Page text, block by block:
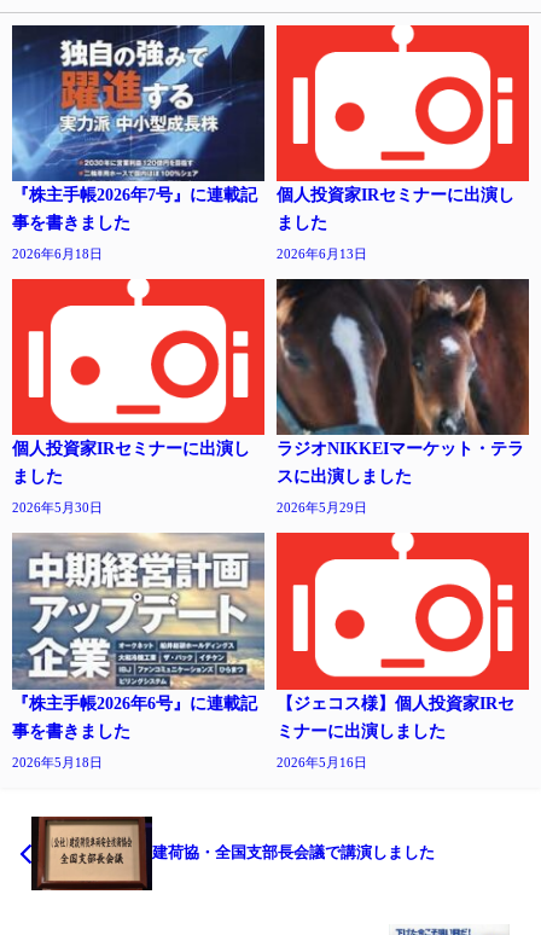
『株主手帳2026年7号』に連載記
事を書きました
2026年6月18日
個人投資家IRセミナーに出演し
ました
2026年6月13日
個人投資家IRセミナーに出演し
ました
2026年5月30日
ラジオNIKKEIマーケット・テラ
スに出演しました
2026年5月29日
『株主手帳2026年6号』に連載記
事を書きました
2026年5月18日
【ジェコス様】個人投資家IRセ
ミナーに出演しました
2026年5月16日
建荷協・全国支部長会議で講演しました